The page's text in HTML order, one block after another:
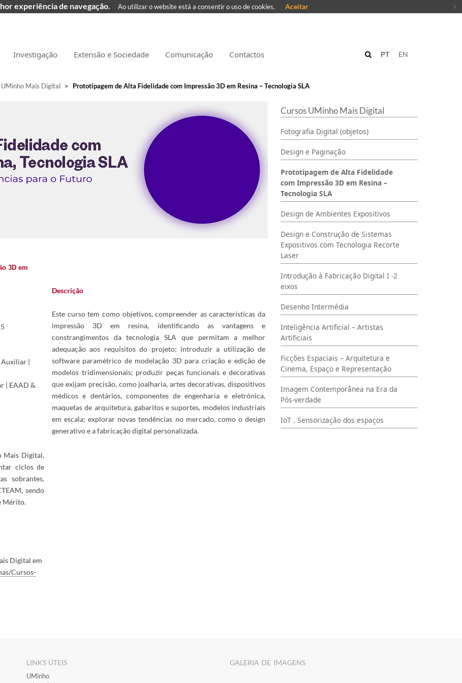
Investigação Extensão e Sociedade Comunicação Contactos EN
PT
UMinho Mais Digital > Prototipagem de Alta Fidelidade com Impressão 3D em Resina – Tecnologia SLA
3D em
Auxiliar |
| EAAD &
Mais Digital,
ciclos de
sobrantes,
sendo
Mérito.
Digital em
Cursos-
Descrição
Este curso tem como objetivos, compreender as características da
impressão 3D em resina, identificando as vantagens e
constrangimentos da tecnologia SLA que permitam a melhor
adequação aos requisitos do projeto; introduzir a utilização de
software paramétrico de modelação 3D para criação e edição de
modelos tridimensionais; produzir peças funcionais e decorativas
que exijam precisão, como joalharia, artes decorativas, dispositivos
médicos e dentários, componentes de engenharia e eletrónica,
maquetas de arquitetura, gabaritos e suportes, modelos industriais
em escala; explorar novas tendências no mercado, como o design
generativo e a fabricação digital personalizada.
Cursos UMinho Mais Digital
Fotografia Digital (objetos)
Design e Paginação
Prototipagem de Alta Fidelidade
com Impressão 3D em Resina –
Tecnologia SLA
Design de Ambientes Expositivos
Design e Construção de Sistemas
Expositivos com Tecnologia Recorte
Laser
Introdução à Fabricação Digital I -2
eixos
Desenho Intermédia
Inteligência Artificial – Artistas
Artificiais
Ficções Espaciais – Arquitetura e
Cinema, Espaço e Representação
Imagem Contemporânea na Era da
Pós-verdade
IoT . Sensorização dos espaços
LINKS ÚTEIS
​UMinho
GALERIA DE IMAGENS
experiência de navegação. Ao utilizar o website está a consentir o uso de cookies. Aceitar x